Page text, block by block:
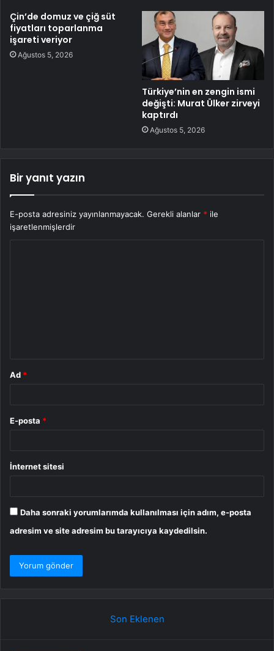
Çin’de domuz ve çiğ süt
fiyatları toparlanma
işareti veriyor
Ağustos 5, 2026
Türkiye’nin en zengin ismi
değişti: Murat Ülker zirveyi
kaptırdı
Ağustos 5, 2026
Bir yanıt yazın
E-posta adresiniz yayınlanmayacak. Gerekli alanlar * ile
işaretlenmişlerdir
Ad *
E-posta *
İnternet sitesi
Daha sonraki yorumlarımda kullanılması için adım, e-posta
adresim ve site adresim bu tarayıcıya kaydedilsin.
Son Eklenen